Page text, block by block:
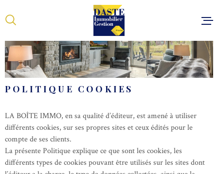
recherche
au
principal
au
ACCUEIL
VENTES
LOCATIONS
NOTRE
POLITIQUE COOKIES
LA BOÎTE IMMO, en sa qualité d’éditeur, est amené à utiliser
différents cookies, sur ses propres sites et ceux édités pour le
compte de ses clients.
La présente Politique explique ce que sont les cookies, les
différents types de cookies pouvant être utilisés sur les sites dont